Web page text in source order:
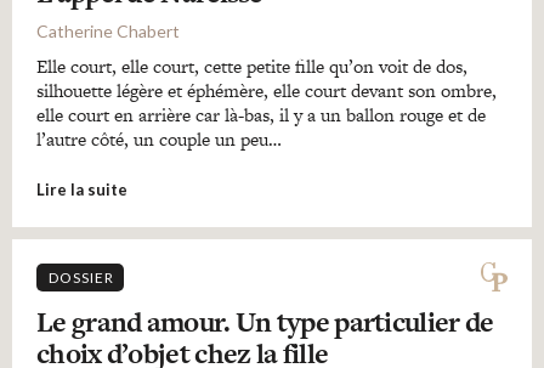
Catherine Chabert
Elle court, elle court, cette petite fille qu’on voit de dos,
silhouette légère et éphémère, elle court devant son ombre,
elle court en arrière car là-bas, il y a un ballon rouge et de
l’autre côté, un couple un peu…
Lire la suite
DOSSIER
Le grand amour. Un type particulier de
choix d’objet chez la fille